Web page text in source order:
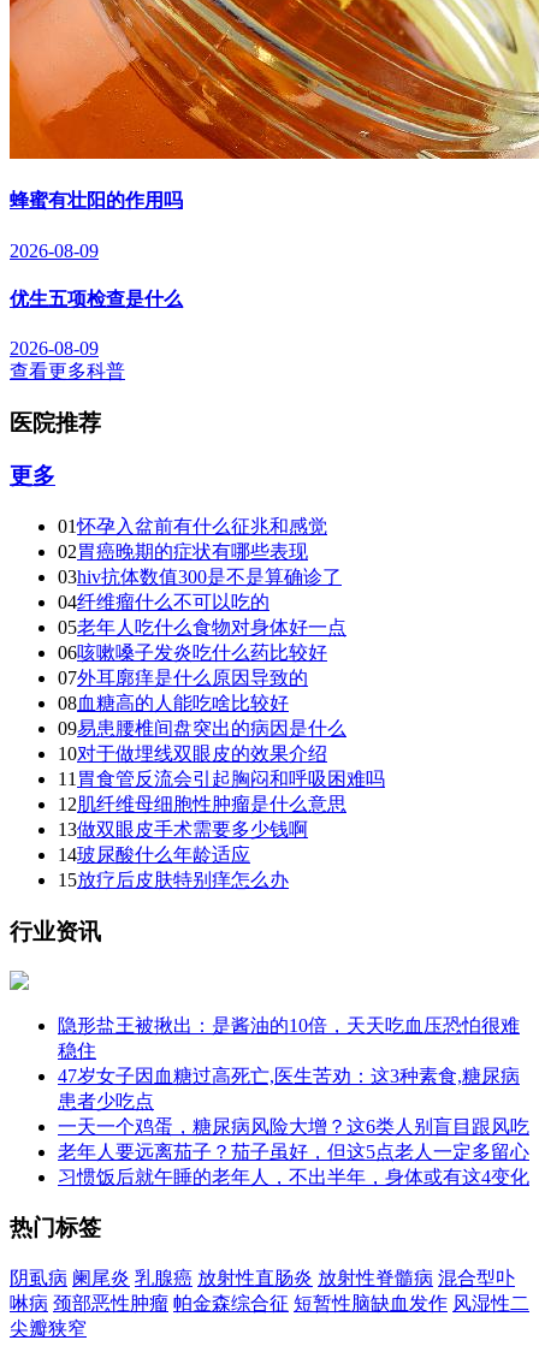
蜂蜜有壮阳的作用吗
2026-08-09
优生五项检查是什么
2026-08-09
查看更多科普
医院推荐
更多
01怀孕入盆前有什么征兆和感觉
02胃癌晚期的症状有哪些表现
03hiv抗体数值300是不是算确诊了
04纤维瘤什么不可以吃的
05老年人吃什么食物对身体好一点
06咳嗽嗓子发炎吃什么药比较好
07外耳廓痒是什么原因导致的
08血糖高的人能吃啥比较好
09易患腰椎间盘突出的病因是什么
10对于做埋线双眼皮的效果介绍
11 胃食管反流会引起胸闷和呼吸困难吗
12肌纤维母细胞性肿瘤是什么意思
13做双眼皮手术需要多少钱啊
14玻尿酸什么年龄适应
15放疗后皮肤特别痒怎么办
行业资讯
隐形盐王被揪出：是酱油的10倍，天天吃血压恐怕很难
稳住
47岁女子因血糖过高死亡,医生苦劝：这3种素食,糖尿病
患者少吃点
一天一个鸡蛋，糖尿病风险大增？这6类人别盲目跟风吃
老年人要远离茄子？茄子虽好，但这5点老人一定多留心
习惯饭后就午睡的老年人，不出半年，身体或有这4变化
热门标签
阴虱病 阑尾炎 乳腺癌 放射性直肠炎 放射性脊髓病 混合型卟
啉病 颈部恶性肿瘤 帕金森综合征 短暂性脑缺血发作 风湿性二
尖瓣狭窄